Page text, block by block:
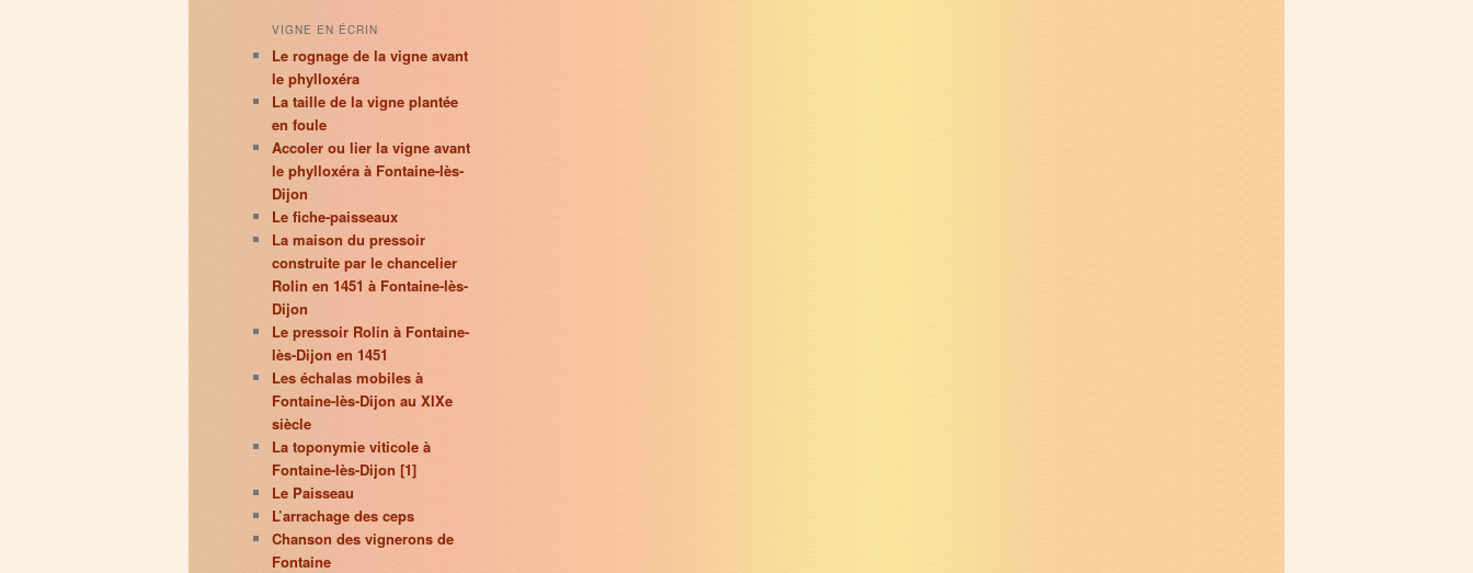
VIGNE EN ÉCRIN
Le rognage de la vigne avant
le phylloxéra
La taille de la vigne plantée
en foule
Accoler ou lier la vigne avant
le phylloxéra à Fontaine-lès-
Dijon
Le fiche-paisseaux
La maison du pressoir
construite par le chancelier
Rolin en 1451 à Fontaine-lès-
Dijon
Le pressoir Rolin à Fontaine-
lès-Dijon en 1451
Les échalas mobiles à
Fontaine-lès-Dijon au XIXe
siècle
La toponymie viticole à
Fontaine-lès-Dijon [1]
Le Paisseau
L’arrachage des ceps
Chanson des vignerons de
Fontaine